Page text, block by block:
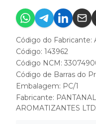
Código do Fabricante:
Código: 143962
Código NCM:
Código de Barras do
Embalagem: PC/1
Fabricante:
AROMATIZANTES